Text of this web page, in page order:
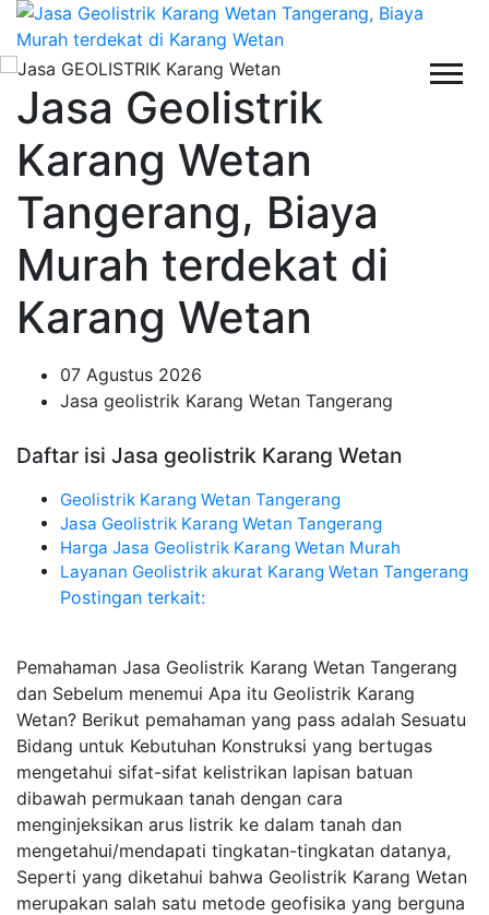
Jasa Geolistrik
Karang Wetan
Tangerang, Biaya
Murah terdekat di
Karang Wetan
07 Agustus 2026
Jasa geolistrik Karang Wetan Tangerang
Daftar isi Jasa geolistrik Karang Wetan
Geolistrik Karang Wetan Tangerang
Jasa Geolistrik Karang Wetan Tangerang
Harga Jasa Geolistrik Karang Wetan Murah
Layanan Geolistrik akurat Karang Wetan Tangerang
Postingan terkait:
Pemahaman Jasa Geolistrik Karang Wetan Tangerang
dan Sebelum menemui Apa itu Geolistrik Karang
Wetan? Berikut pemahaman yang pass adalah Sesuatu
Bidang untuk Kebutuhan Konstruksi yang bertugas
mengetahui sifat-sifat kelistrikan lapisan batuan
dibawah permukaan tanah dengan cara
menginjeksikan arus listrik ke dalam tanah dan
mengetahui/mendapati tingkatan-tingkatan datanya,
Seperti yang diketahui bahwa Geolistrik Karang Wetan
merupakan salah satu metode geofisika yang berguna